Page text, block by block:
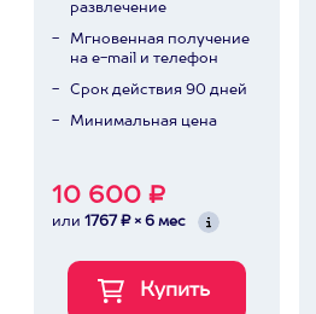
развлечение
Мгновенная получение
на e-mail и телефон
Срок действия 90 дней
Минимальная цена
10 600 ₽
или 1767 ₽ × 6 мес